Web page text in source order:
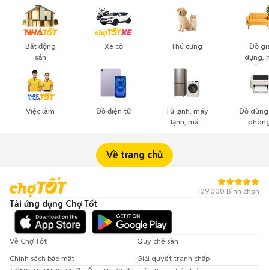
Bất động
sản
Việc làm
Xe cộ
Đồ điện tử
Thú cưng
Tủ lạnh, máy
lạnh, máy
Đồ
dụng,
thất,
cảnh
Đồ dùng
Về trang chủ
109.000 Bình chọn
Tải ứng dụng Chợ Tốt
Về Chợ Tốt
Quy chế sàn
Chính sách bảo mật
Giải quyết tranh chấp